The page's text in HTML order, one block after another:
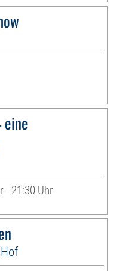
eine
- 21:30 Uhr